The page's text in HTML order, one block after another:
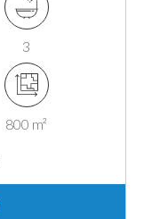
3
800 m²